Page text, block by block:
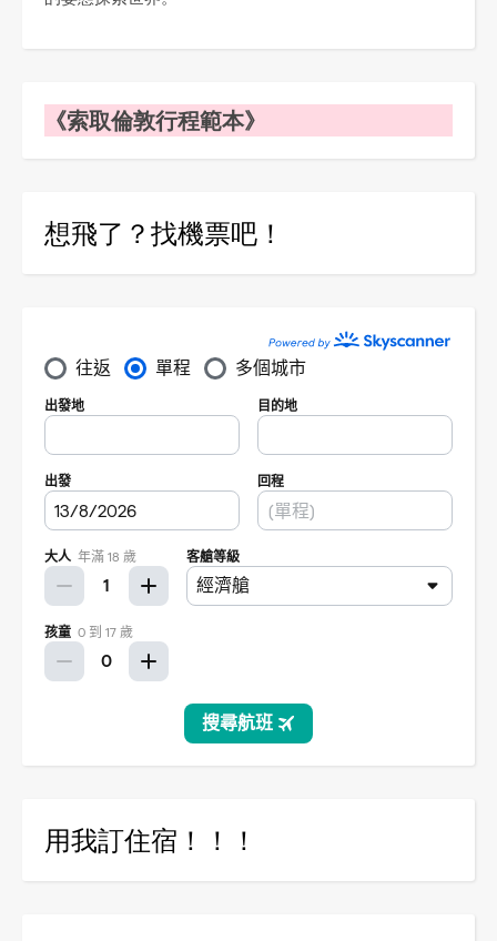
《索取倫敦行程範本》
想飛了？找機票吧！
用我訂住宿！！！